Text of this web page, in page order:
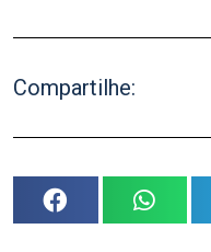
Compartilhe: